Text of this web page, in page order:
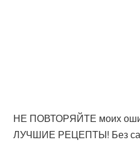
НЕ ПОВТОРЯЙТЕ моих
ЛУЧШИЕ РЕЦЕПТЫ! Без